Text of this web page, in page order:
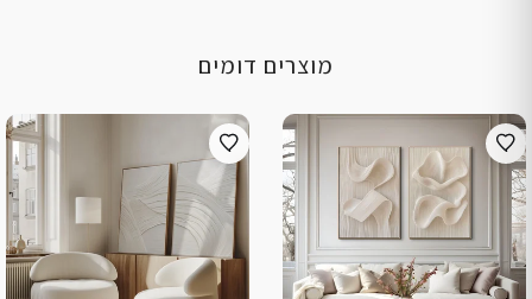
מוצרים דומים